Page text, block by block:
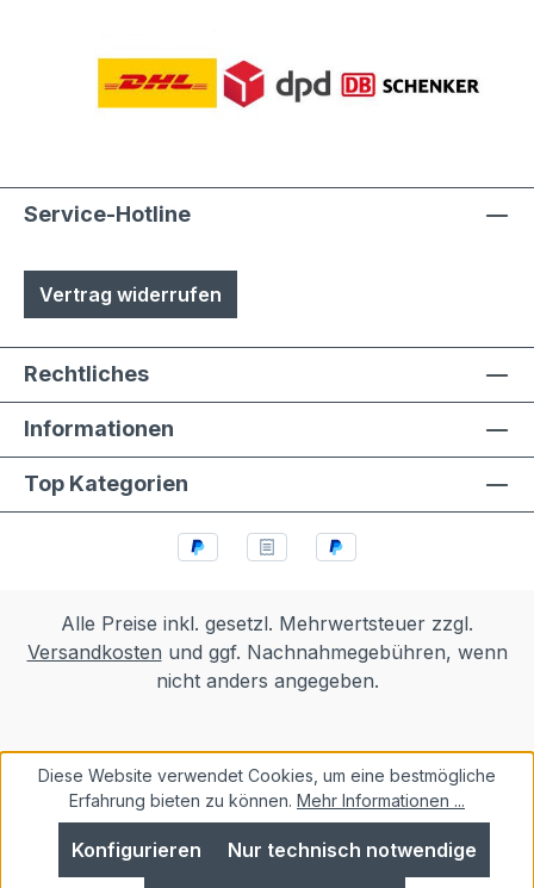
Service-Hotline
Vertrag widerrufen
Rechtliches
Informationen
Top Kategorien
Alle Preise inkl. gesetzl. Mehrwertsteuer zzgl.
Versandkosten und ggf. Nachnahmegebühren, wenn
nicht anders angegeben.
Diese Website verwendet Cookies, um eine bestmögliche
Erfahrung bieten zu können. Mehr Informationen ...
Nur technisch notwendige
Konfigurieren